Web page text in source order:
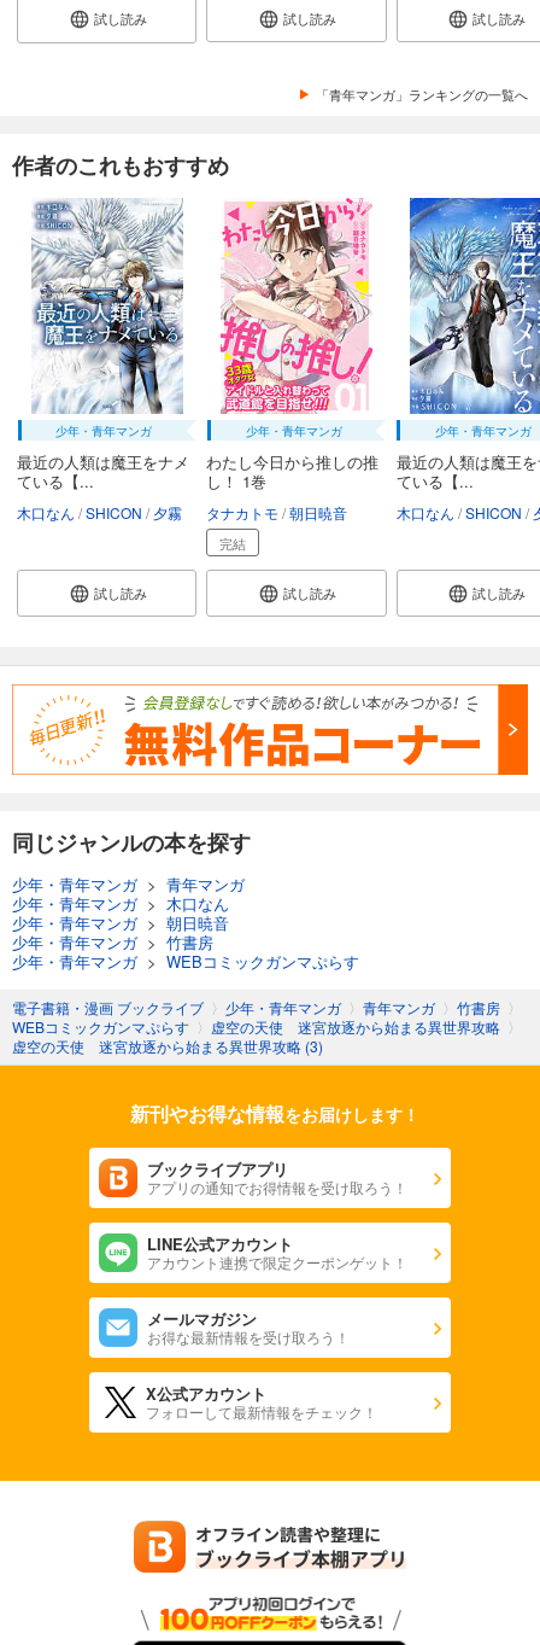
試し読み 試し読み 試し読み
「青年マンガ」ランキングの一覧へ
作者のこれもおすすめ
少年・青年マンガ
最近の人類は魔王をナメ
ている【...
木口なん SHICON 夕霧
試し読み
少年・青年マンガ
わたし今日から推しの推
し！ 1巻
タナカトモ 朝日暁音
完結
試し読み
少年・青年マンガ
最近の人類は魔王
ている【...
木口なん SHICON
試し読み
同じジャンルの本を探す
少年・青年マンガ> 青年マンガ
少年・青年マンガ> 木口なん
少年・青年マンガ> 朝日暁音
少年・青年マンガ> 竹書房
少年・青年マンガ> WEBコミックガンマぷらす
電子書籍・漫画 ブックライブ 〉 少年・青年マンガ 〉 青年マンガ 〉 竹書房 〉
WEBコミックガンマぷらす 〉 虚空の天使 迷宮放逐から始まる異世界攻略 〉
虚空の天使 迷宮放逐から始まる異世界攻略 (3)
新刊やお得な情報をお届けします！
ブックライブアプリ
アプリの通知でお得情報を受け取ろう！
LINE公式アカウント
アカウント連携で限定クーポンゲット！
メールマガジン
お得な最新情報を受け取ろう！
X公式アカウント
フォローして最新情報をチェック！